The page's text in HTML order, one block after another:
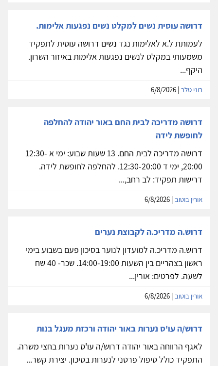
דרושה עוסית נשים למקלט נשים נפגעות אלימות.
לעמותת ל.א לאלימות נגד נשים דרושה עוסית לתפקיד
משמעותי במקלט לנשים נפגעות אלימות באיזור השרון.
היקף...
רוני טלר
דרושה מדריכה לבית החם באור יהודה להחלפה
לחופשת לידה
דרושה מדריכה לבית החם. 13 שעות שבוע: ימי א 12:30-
20:00, ימי ד 12:30-20:00. להחלפה לחופשת לידה.
דרישות תפקיד: לב רחב,...
אורין בוטוב
דרוש.ה מדריכ.ה לקבוצת נערים
דרוש.ה מדריכ.ה למועדון לנוער בסיכון פעם בשבוע בימי
ראשון בצהריים בין השעות 14:00-19:00. שכר- 40 שח
לשעה. לפרטים: אורין...
אורין בוטוב
דרוש/ה עו'ס נערות באור יהודה ורכזת מעגל בנות
לאגף הרווחה באור יהודה דרוש/ה עו'ס נערות בחצי משרה.
התפקיד כולל טיפול פרטני לנערות בסיכון. יצירת קשר...